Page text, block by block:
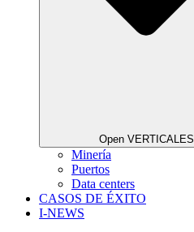
Open VERTICALES
Minería
Puertos
Data centers
CASOS DE ÉXITO
I-NEWS